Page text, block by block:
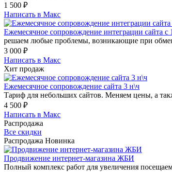
1 500 ₽
Написать в Макс
Ежемесячное сопровождение интеграции сайта с
решаем любые проблемы, возникающие при
3 000 ₽
Написать в Макс
Хит продаж
Ежемесячное сопровождение сайта 3 н\ч
Тариф для небольших сайтов. Меняем цены, а
4 500 ₽
Написать в Макс
Распродажа
Все скидки
Распродажа Новинка
Продвижение интернет-магазина ЖБИ
Полный комплекс работ для увеличения